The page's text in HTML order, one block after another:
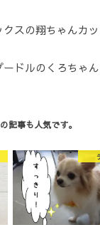
クスの翔ちゃんカ
ードルのくろちゃ
記事も人気です。